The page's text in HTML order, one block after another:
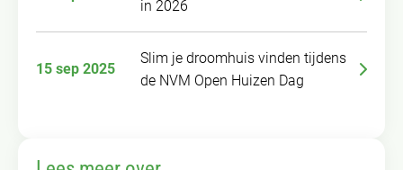
in 2026
15 sep 2025
Slim je droomhuis vinden tijdens
de NVM Open Huizen Dag